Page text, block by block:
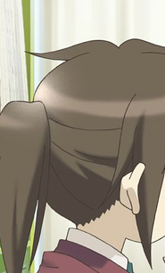
強風空想』
しあわせな結末』